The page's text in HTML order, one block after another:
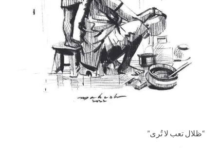
“ظلال تعب لا تُرى”